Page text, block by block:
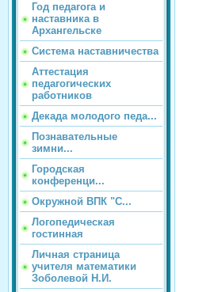
Год педагога и
наставника в
Архангельске
Система наставничества
Аттестация
педагогических
работников
Декада молодого педа...
Познавательные
зимни...
Городская
конференци...
Окружной ВПК "С...
Логопедическая
гостинная
Личная страница
учителя математики
Зоболевой Н.И.